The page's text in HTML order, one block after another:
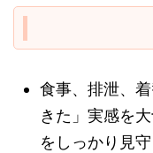
食事、排泄、
きた」実感を
をしっかり見